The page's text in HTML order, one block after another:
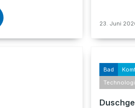
23. Juni
Bad